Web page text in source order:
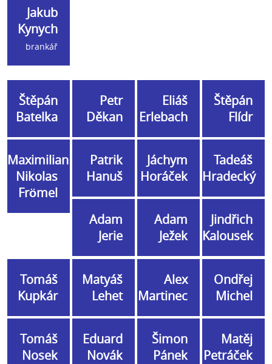
Jakub
Kynych
brankář
Štěpán
Batelka
Petr
Děkan
Eliáš
Erlebach
Štěpán
Flídr
Maximilian
Nikolas
Frömel
Patrik
Hanuš
Jáchym
Horáček
Tadeáš
Hradecký
Adam
Jerie
Adam
Ježek
Jindřich
Kalousek
Tomáš
Kupkár
Matyáš
Lehet
Alex
Martinec
Ondřej
Michel
Tomáš
Nosek
Eduard
Novák
Šimon
Pánek
Matěj
Petráček